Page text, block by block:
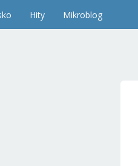
Hity Mikroblog